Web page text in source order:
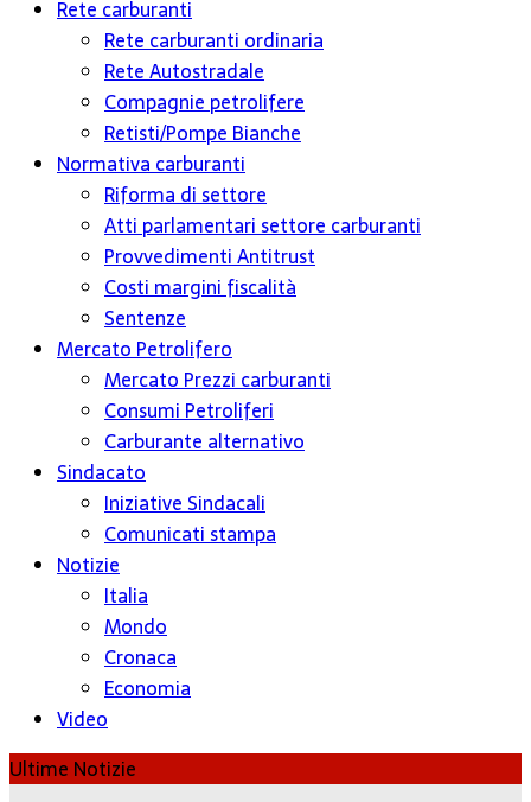
Rete carburanti
Rete carburanti ordinaria
Rete Autostradale
Compagnie petrolifere
Retisti/Pompe Bianche
Normativa carburanti
Riforma di settore
Atti parlamentari settore carburanti
Provvedimenti Antitrust
Costi margini fiscalità
Sentenze
Mercato Petrolifero
Mercato Prezzi carburanti
Consumi Petroliferi
Carburante alternativo
Sindacato
Iniziative Sindacali
Comunicati stampa
Notizie
Italia
Mondo
Cronaca
Economia
Video
Ultime Notizie